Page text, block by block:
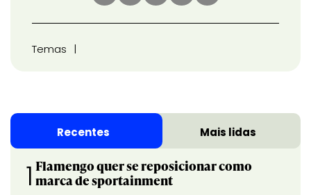
Temas
Recentes Mais lidas
1 Flamengo quer se reposicionar como
marca de sportainment